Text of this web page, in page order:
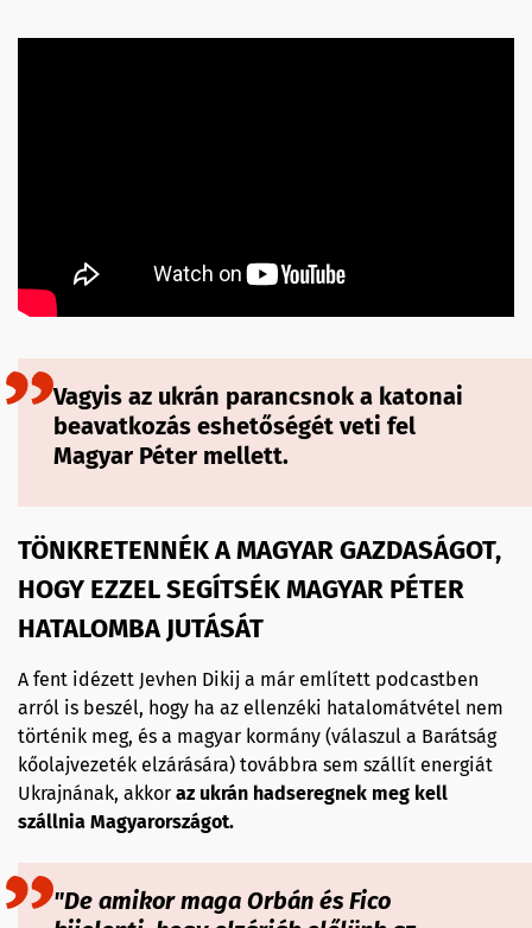
Vagyis az ukrán parancsnok a katonai
beavatkozás eshetőségét veti fel
Magyar Péter mellett.
TÖNKRETENNÉK A MAGYAR GAZDASÁGOT,
HOGY EZZEL SEGÍTSÉK MAGYAR PÉTER
HATALOMBA JUTÁSÁT
A fent idézett Jevhen Dikij a már említett podcastben
arról is beszél, hogy ha az ellenzéki hatalomátvétel nem
történik meg, és a magyar kormány (válaszul a Barátság
kőolajvezeték elzárására) továbbra sem szállít energiát
Ukrajnának, akkor az ukrán hadseregnek meg kell
szállnia Magyarországot.
"De amikor maga Orbán és Fico